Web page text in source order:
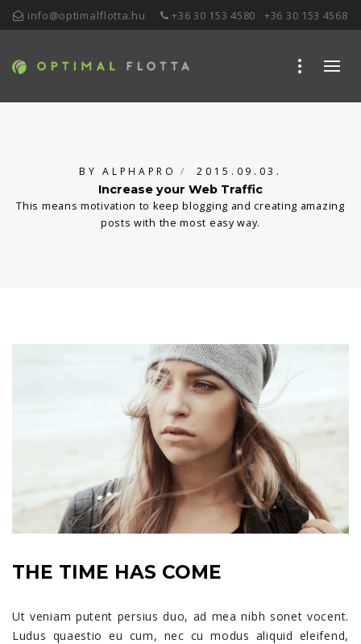
info@optimalflotta.hu +36 30 153 4580 +36 30 153 4568
BYALPHAPRO 2015.09.03.
Increase your Web Traffic
This means motivation to keep blogging and creating amazing
posts with the most easy way.
THE TIME HAS COME
Ut veniam putent persius duo, ad mea nibh sonet vocent.
Ludus quaestio eu cum, nec cu modus aliquid eleifend,